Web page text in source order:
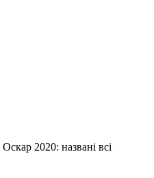
Оскар 2020: названі всі